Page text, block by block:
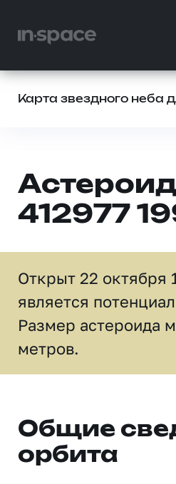
Карта звездного неба
412977
Открыт 22 октября
является
Размер астероида
метров.
Общие
орбита